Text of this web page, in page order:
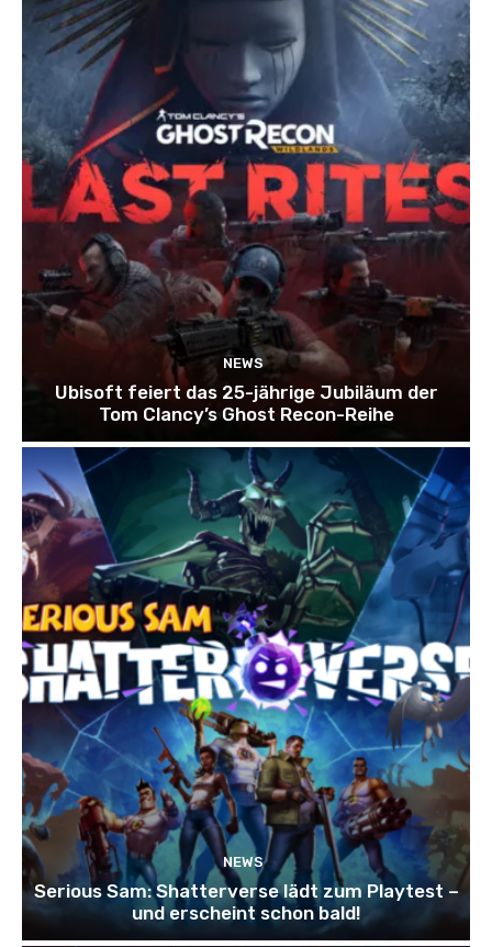
NEWS
Ubisoft feiert das 25-jährige Jubiläum der
Tom Clancy’s Ghost Recon-Reihe
NEWS
Serious Sam: Shatterverse lädt zum Playtest –
und erscheint schon bald!